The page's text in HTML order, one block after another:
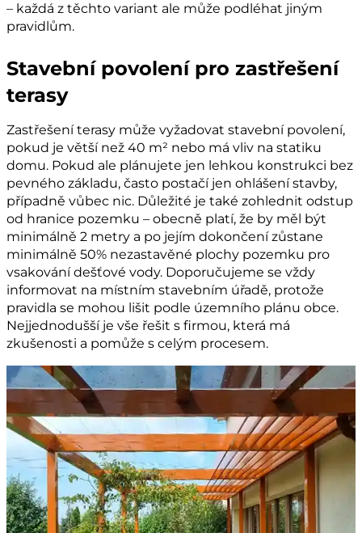
– každá z těchto variant ale může podléhat jiným
pravidlům.
Stavební povolení pro zastřešení
terasy
Zastřešení terasy může vyžadovat stavební povolení,
pokud je větší než 40 m² nebo má vliv na statiku
domu. Pokud ale plánujete jen lehkou konstrukci bez
pevného základu, často postačí jen ohlášení stavby,
případně vůbec nic. Důležité je také zohlednit odstup
od hranice pozemku – obecně platí, že by měl být
minimálně 2 metry a po jejím dokončení zůstane
minimálně 50% nezastavěné plochy pozemku pro
vsakování dešťové vody. Doporučujeme se vždy
informovat na místním stavebním úřadě, protože
pravidla se mohou lišit podle územního plánu obce.
Nejjednodušší je vše řešit s firmou, která má
zkušenosti a pomůže s celým procesem.